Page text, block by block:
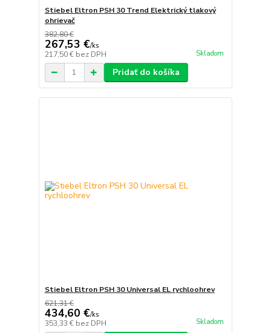
Stiebel Eltron PSH 30 Trend Elektrický tlakový
ohrievač
382,80 €
267,53 €/ks
217,50 € bez DPH Skladom
Pridať do košíka
Stiebel Eltron PSH 30 Universal EL rychloohrev
621,31 €
434,60 €/ks
353,33 € bez DPH Skladom